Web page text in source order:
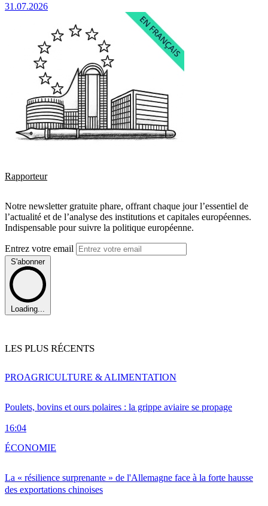
31.07.2026
Rapporteur
Notre newsletter gratuite phare, offrant chaque jour l’essentiel de
l’actualité et de l’analyse des institutions et capitales européennes.
Indispensable pour suivre la politique européenne.
Entrez votre email
S'abonner
Loading...
LES PLUS RÉCENTS
Poulets, bovins et ours polaires : la grippe aviaire se propage
16:04
PROAGRICULTURE & ALIMENTATION
La « résilience surprenante » de l'Allemagne face à la forte hausse
des exportations chinoises
ÉCONOMIE